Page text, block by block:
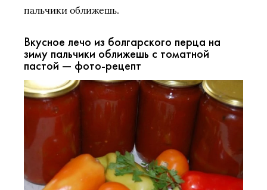
пальчики оближешь.
Вкусное лечо из болгарского перца на
зиму пальчики оближешь с томатной
пастой — фото-рецепт